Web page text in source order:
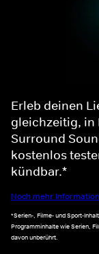
Erleb deinen
gleichzeitig, in
Surround
kostenlos
kündbar.*
Noch mehr
*Serien-, Filme- und Sport-
Programminhalte wie Serien,
davon unberührt.